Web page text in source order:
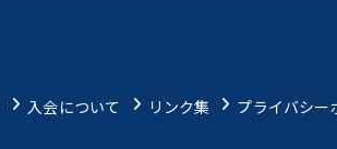
入会について リンク集 プライバシー